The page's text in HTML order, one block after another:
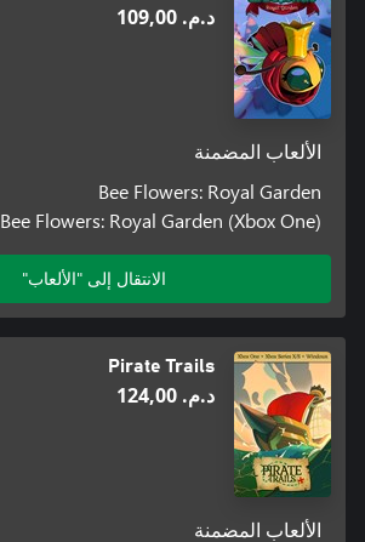
د.م.‏ 109,00
الألعاب المضمنة
Bee Flowers: Royal Garden
Bee Flowers: Royal Garden (Xbox One)
الانتقال إلى "الألعاب"
Pirate Trails
د.م.‏ 124,00
الألعاب المضمنة